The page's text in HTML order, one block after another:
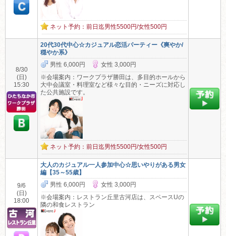
ネット予約：前日迄男性5500円/女性500円
8/30
(日)
15:30
20代30代中心☆カジュアル恋活パーティー《爽やか/
穏やか系》
男性 6,000円
女性 3,000円
※会場案内：ワークプラザ勝田は、多目的ホールから
大中会議室・料理室など様々な目的・ニーズに対応し
た公共施設です。
ネット予約：前日迄男性5500円/女性500円
9/6
(日)
18:00
大人のカジュアル一人参加中心☆思いやりがある男女
編【35～55歳】
男性 6,000円
女性 3,000円
※会場案内：レストラン丘里古河店は、スペースUの
隣の和食レストラン